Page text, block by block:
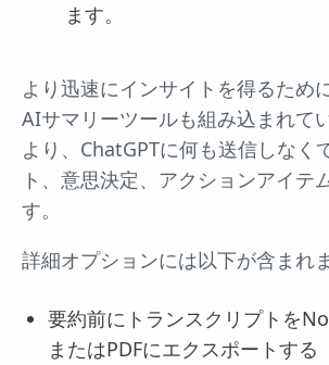
ます。
より迅速にインサイトを得るため
AIサマリーツールも組み込まれて
より、ChatGPTに何も送信しなく
ト、意思決定、アクションアイテ
す。
詳細オプションには以下が含まれま
要約前にトランスクリプトを
またはPDFにエクスポートする